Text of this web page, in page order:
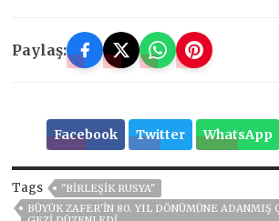
Paylaş:
Facebook Twitter WhatsApp
Tags
"BIRLEŞIK RUSYA"
BÜYÜK ZAFER'IN 80. YIL DÖNÜMÜNE ADANMIŞ